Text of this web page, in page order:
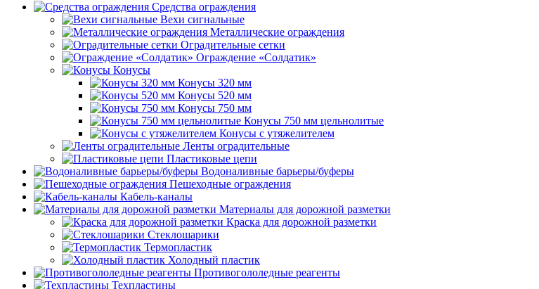
Средства ограждения
Вехи сигнальные
Металлические ограждения
Оградительные сетки
Ограждение «Солдатик»
Конусы
Конусы 320 мм
Конусы 520 мм
Конусы 750 мм
Конусы 750 мм цельнолитые
Конусы с утяжелителем
Ленты оградительные
Пластиковые цепи
Водоналивные барьеры/буферы
Пешеходные ограждения
Кабель-каналы
Материалы для дорожной разметки
Краска для дорожной разметки
Стеклошарики
Термопластик
Холодный пластик
Противогололедные реагенты
Техпластины